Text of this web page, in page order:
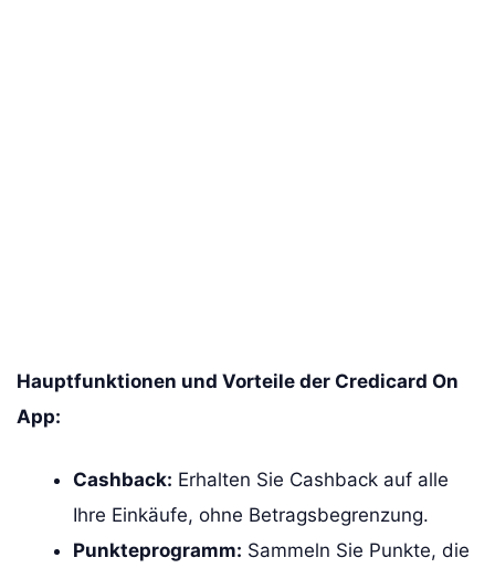
Hauptfunktionen und Vorteile der Credicard On
App:
Cashback: Erhalten Sie Cashback auf alle
Ihre Einkäufe, ohne Betragsbegrenzung.
Punkteprogramm: Sammeln Sie Punkte, die